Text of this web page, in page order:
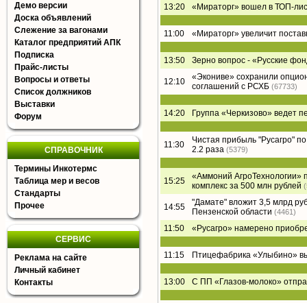
Демо версии
Доска объявлений
Слежение за вагонами
Каталог предприятий АПК
Подписка
Прайс-листы
Вопросы и ответы
Список должников
Выставки
Форум
СПРАВОЧНИК
Термины Инкотермс
Таблица мер и весов
Стандарты
Прочее
СЕРВИС
Реклама на сайте
Личный кабинет
Контакты
13:20 «Мираторг» вошел в ТОП-
11:00 «Мираторг» увеличит
13:50 Зерно вопрос - «Русские
12:10
«Экониве» сохранили
соглашений с РСХБ (67733)
14:20 Группа «Черкизово» ведет
11:30
Чистая прибыль "Русагро"
2.2 раза (5379)
15:25
«Аммоний АгроТехнологии»
комплекс за 500 млн рублей
14:55
"Дамате" вложит 3,5 млрд
Пензенской области (4461)
11:50 «Русагро» намерено
11:15 Птицефабрика «Улыбино»
13:00 С ПП «Глазов-молоко»